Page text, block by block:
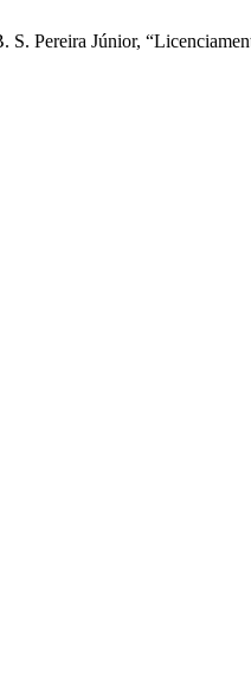
S. Pereira Júnior,